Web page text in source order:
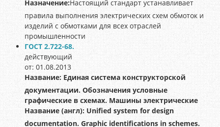
Назначение:Настоящий стандарт устанавливает
правила выполнения электрических схем обмоток и
изделий с обмотками для всех отраслей
промышленности
ГОСТ 2.722-68.
действующий
от: 01.08.2013
Название: Единая система конструкторской
документации. Обозначения условные
графические в схемах. Машины электрические
Название (англ): Unified system for design
documentation. Graphic identifications in schemes.